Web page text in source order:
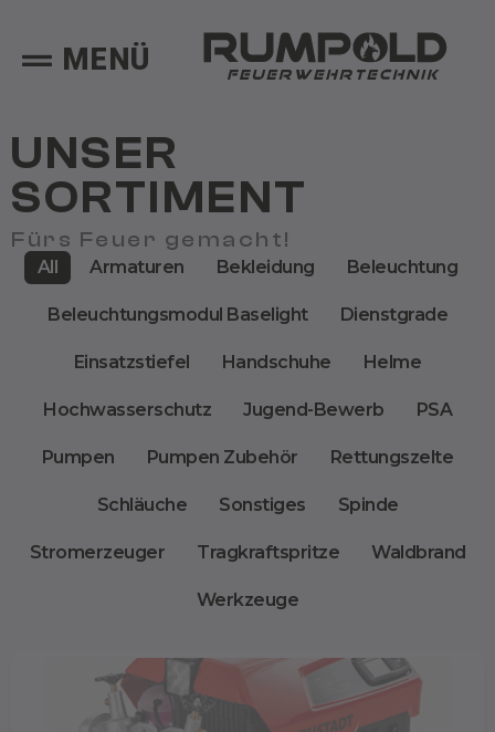
MENÜ
UNSER
SORTIMENT
Fürs Feuer gemacht!
All Armaturen Bekleidung Beleuchtung
Beleuchtungsmodul Baselight Dienstgrade
Einsatzstiefel Handschuhe Helme
Hochwasserschutz Jugend-Bewerb PSA
Pumpen Pumpen Zubehör Rettungszelte
Schläuche Sonstiges Spinde
Stromerzeuger Tragkraftspritze Waldbrand
Werkzeuge